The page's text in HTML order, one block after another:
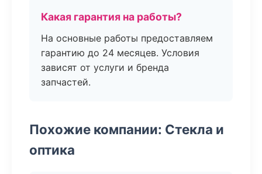
Какая гарантия на работы?
На основные работы предоставляем
гарантию до 24 месяцев. Условия
зависят от услуги и бренда
запчастей.
Похожие компании: Стекла и
оптика